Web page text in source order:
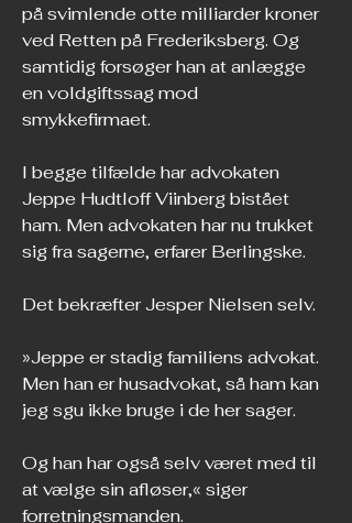
på svimlende otte milliarder kroner
ved Retten på Frederiksberg. Og
samtidig forsøger han at anlægge
en voldgiftssag mod
smykkefirmaet.
I begge tilfælde har advokaten
Jeppe Hudtloff Viinberg bistået
ham. Men advokaten har nu trukket
sig fra sagerne, erfarer Berlingske.
Det bekræfter Jesper Nielsen selv.
»Jeppe er stadig familiens advokat.
Men han er husadvokat, så ham kan
jeg sgu ikke bruge i de her sager.
Og han har også selv været med til
at vælge sin afløser,« siger
forretningsmanden.